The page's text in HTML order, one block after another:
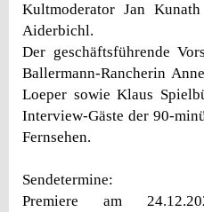
Kultmoderator Jan
Aiderbichl.
Der geschäftsführende
Ballermann-Rancherin
Loeper sowie Klaus
Interview-Gäste der 90-
Fernsehen.
Sendetermine:
Premiere am